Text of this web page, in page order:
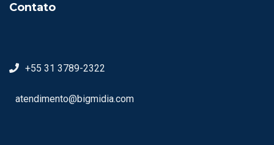
Contato
+55 31 3789-2322
atendimento@bigmidia.com